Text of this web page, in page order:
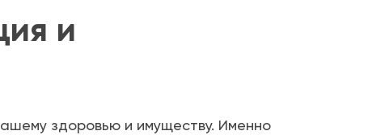
и
здоровью и имуществу. Именно